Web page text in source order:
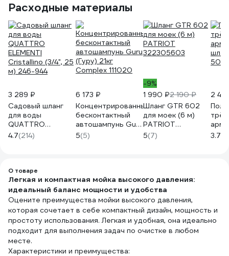
Расходные материалы
3 289 ₽
Садовый шланг
для воды
QUATTRO
ELEMENTI
Cristallino (3/4", 25
4.7(214)
6 173 ₽
Концентрированный
бесконтактный
автошампунь Guru
(Гуру) 21кг
Complex 111020
5(5)
-9%
1 990 ₽2 190 ₽
Шланг GTR 602
для моек (6 м)
PATRIOT
322305603
5(7)
2
3.7
О товаре
Легкая и компактная мойка высокого давления:
идеальный баланс мощности и удобства
Оцените преимущества мойки высокого давления,
которая сочетает в себе компактный дизайн, мощность и
простоту использования. Легкая и удобная, она идеально
подходит для выполнения задач по очистке в любом
месте.
Характеристики и преимущества: